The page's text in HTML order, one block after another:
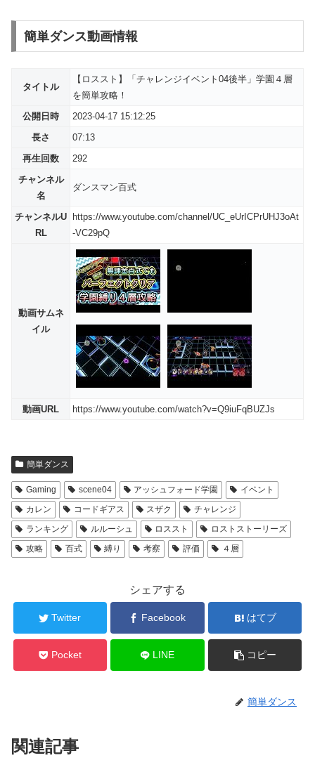
簡単ダンス動画情報
タイトル
【ロススト】「チャレンジイベント04後半」学園４層
を簡単攻略！
公開日時
2023-04-17 15:12:25
長さ
07:13
再生回数
292
チャンネル
名
ダンスマン百式
チャンネルU
RL
https://www.youtube.com/channel/UC_eUrICPrUHJ3oAt
-VC29pQ
動画サムネ
イル
動画URL https://www.youtube.com/watch?v=Q9iuFqBUZJs
簡単ダンス
Gaming scene04 アッシュフォード学園
イベント
カレン
コードギアス スザク
チャレンジ
ランキング
ルルーシュ ロススト
ロストストーリーズ
攻略
百式 縛り 考察 評価 ４層
シェアする
Twitter Facebook はてブ
Pocket LINE コピー
簡単ダンス
関連記事